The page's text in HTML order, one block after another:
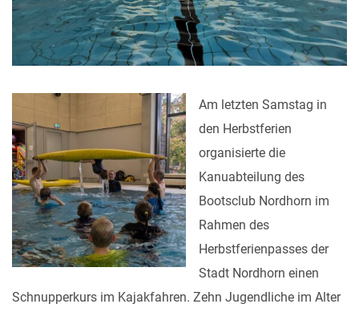
Am letzten Samstag in
den Herbstferien
organisierte die
Kanuabteilung des
Bootsclub Nordhorn im
Rahmen des
Herbstferienpasses der
Stadt Nordhorn einen
Schnupperkurs im Kajakfahren. Zehn Jugendliche im Alter